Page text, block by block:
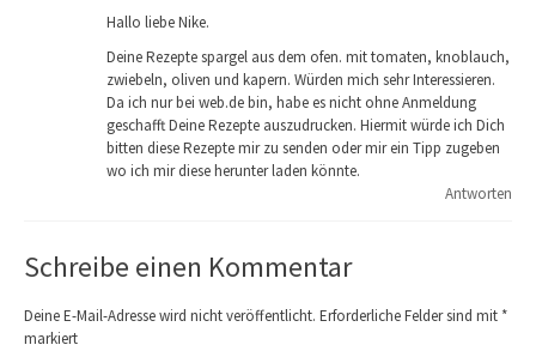
Hallo liebe Nike.
Deine Rezepte spargel aus dem ofen. mit tomaten, knoblauch,
zwiebeln, oliven und kapern. Würden mich sehr Interessieren.
Da ich nur bei web.de bin, habe es nicht ohne Anmeldung
geschafft Deine Rezepte auszudrucken. Hiermit würde ich Dich
bitten diese Rezepte mir zu senden oder mir ein Tipp zugeben
wo ich mir diese herunter laden könnte.
Antworten
Schreibe einen Kommentar
Deine E-Mail-Adresse wird nicht veröffentlicht. Erforderliche Felder sind mit *
markiert